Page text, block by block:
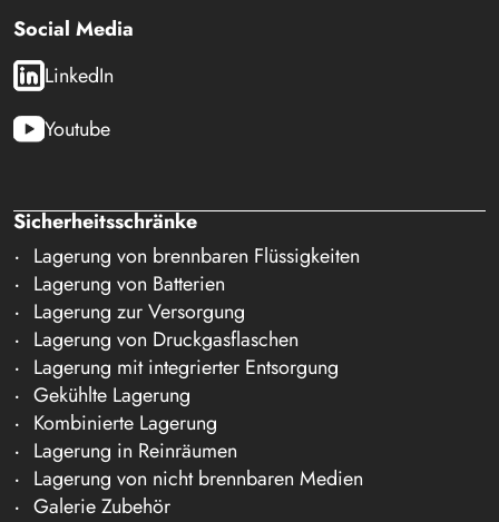
Social Media
LinkedIn
Youtube
Sicherheitsschränke
Lagerung von brennbaren Flüssigkeiten
Lagerung von Batterien
Lagerung zur Versorgung
Lagerung von Druckgasflaschen
Lagerung mit integrierter Entsorgung
Gekühlte Lagerung
Kombinierte Lagerung
Lagerung in Reinräumen
Lagerung von nicht brennbaren Medien
Galerie Zubehör